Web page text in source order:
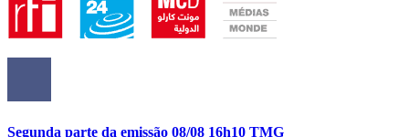
Segunda parte da emissão 08/08 16h10 TMG